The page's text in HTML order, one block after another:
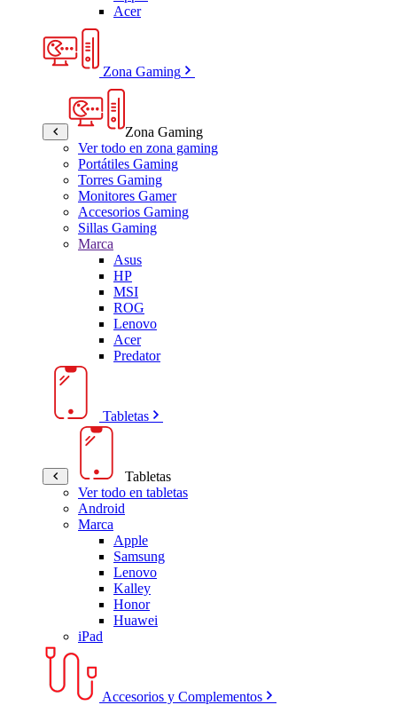
Acer
Zona Gaming
Zona Gaming
Ver todo en zona gaming
Portátiles Gaming
Torres Gaming
Monitores Gamer
Accesorios Gaming
Sillas Gaming
Marca
Asus
HP
MSI
ROG
Lenovo
Acer
Predator
Tabletas
Tabletas
Ver todo en tabletas
Android
Marca
Apple
Samsung
Lenovo
Kalley
Honor
Huawei
iPad
Accesorios y Complementos